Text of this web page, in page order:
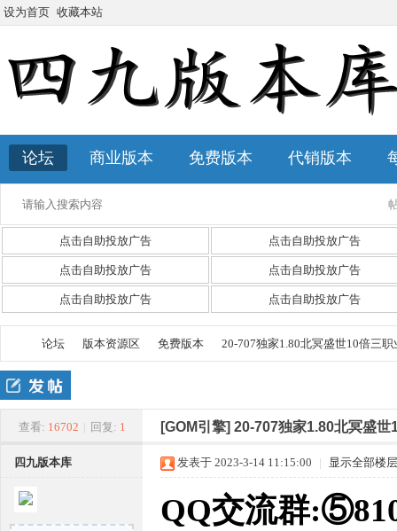
设为首页 收藏本站
论坛 商业版本 免费版本 代销版本
点击自助投放广告 点击自助投放广告
点击自助投放广告 点击自助投放广告
点击自助投放广告 点击自助投放广告
»
论坛 版本资源区 免费版本
›
20-707独家1.80北冥盛世10倍三
查看: 16702 | 回复: 1 [GOM引擎] 20-707独家1.80北冥盛世
四九版本库 发表于 2023-3-14 11:15:00 | 显示全部楼层
QQ交流群